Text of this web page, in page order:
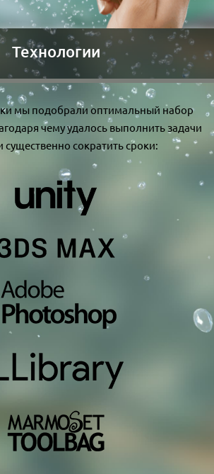
Технологии
мы подобрали оптимальный набор
чему удалось выполнить задачи
существенно сократить сроки: